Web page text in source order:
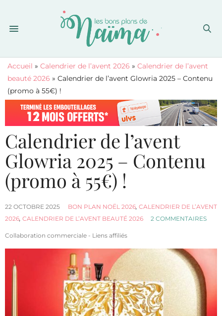
Accueil » Calendrier de l’avent 2026 » Calendrier de l’avent
beauté 2026 » Calendrier de l’avent Glowria 2025 – Contenu
(promo à 55€) !
Calendrier de l’avent
Glowria 2025 – Contenu
(promo à 55€) !
22 OCTOBRE 2025 BON PLAN NOËL 2026, CALENDRIER DE L’AVENT
2026, CALENDRIER DE L’AVENT BEAUTÉ 2026 2 COMMENTAIRES
Collaboration commerciale - Liens affiliés